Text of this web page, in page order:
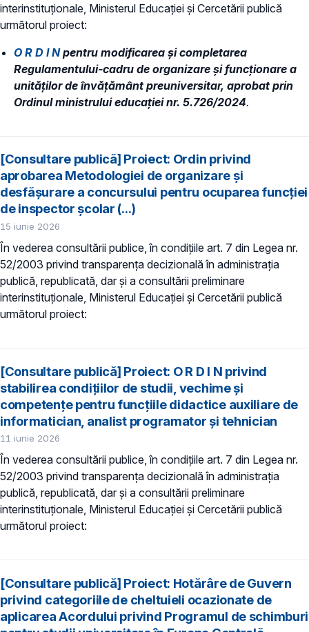
interinstituționale, Ministerul Educaţiei și Cercetării publică
următorul proiect:
O R D I Npentru modificarea și completarea
Regulamentului-cadru de organizare și funcționare a
unităților de învățământ preuniversitar, aprobat prin
Ordinul ministrului educației nr. 5.726/2024.
[Consultare publică] Proiect: Ordin privind
aprobarea Metodologiei de organizare şi
desfăşurare a concursului pentru ocuparea funcţiei
de inspector şcolar (...)
15 iunie 2026
În vederea consultării publice, în condiţiile art. 7 din Legea nr.
52/2003 privind transparenţa decizională în administraţia
publică, republicată, dar și a consultării preliminare
interinstituționale, Ministerul Educaţiei și Cercetării publică
următorul proiect:
[Consultare publică] Proiect: O R D I N privind
stabilirea condiţiilor de studii, vechime şi
competenţe pentru funcțiile didactice auxiliare de
informatician, analist programator și tehnician
11 iunie 2026
În vederea consultării publice, în condiţiile art. 7 din Legea nr.
52/2003 privind transparenţa decizională în administraţia
publică, republicată, dar și a consultării preliminare
interinstituționale, Ministerul Educaţiei și Cercetării publică
următorul proiect:
[Consultare publică] Proiect: Hotărâre de Guvern
privind categoriile de cheltuieli ocazionate de
aplicarea Acordului privind Programul de schimburi